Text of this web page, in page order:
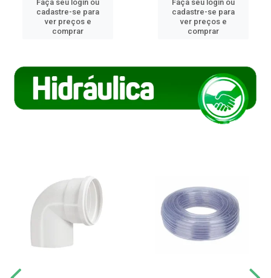
Faça seu login ou
cadastre-se para
ver preços e
comprar
Faça seu login ou
cadastre-se para
ver preços e
comprar